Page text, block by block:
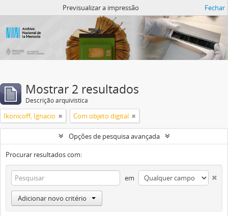
Previsualizar a impressão Fechar
Mostrar 2 resultados
Descrição arquivística
Ikonicoff, Ignacio Com objeto digital
Opções de pesquisa avançada
Procurar resultados com:
em
Adicionar novo critério